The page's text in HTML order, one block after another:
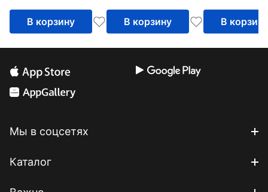
В корзину
для школьников
В корзину В корзину
Мы в соцсетях
Каталог